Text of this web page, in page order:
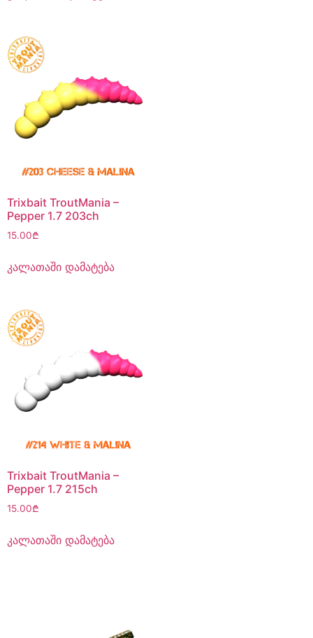
Trixbait TroutMania –
Pepper 1.7 203ch
15.00₾
კალათაში დამატება
Trixbait TroutMania –
Pepper 1.7 215ch
15.00₾
კალათაში დამატება